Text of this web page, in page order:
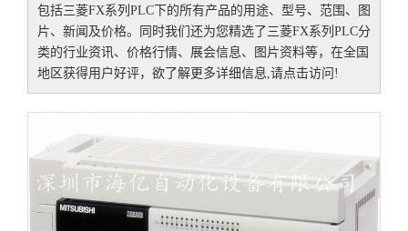
包括三菱FX系列PLC 下的所有产品的用途、型号、范围、图
片、新闻及价格。同时我们还为您精选了 三菱FX系列PLC分
类的行业资讯、价格行情、展会信息、图片资料等，在全国
地区获得用户好评，欲了解更多详细信息,请点击访问!